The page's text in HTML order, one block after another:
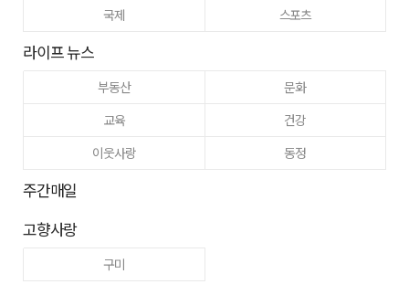
국제
스포츠
라이프 뉴스
부동산
문화
교육
건강
이웃사랑
동정
주간매일
고향사랑
구미